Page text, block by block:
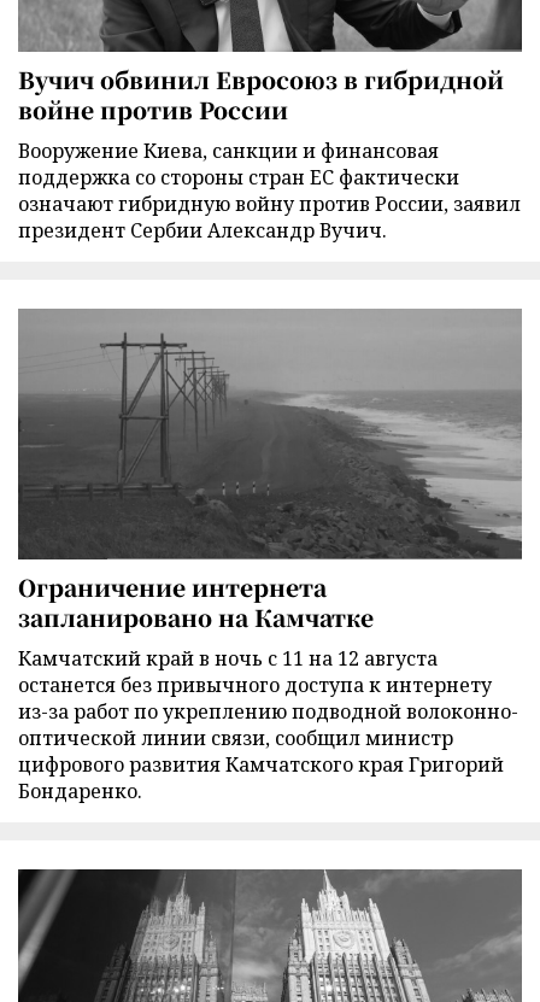
Вучич обвинил Евросоюз в гибридной
войне против России
Вооружение Киева, санкции и финансовая
поддержка со стороны стран ЕС фактически
означают гибридную войну против России, заявил
президент Сербии Александр Вучич.
Ограничение интернета
запланировано на Камчатке
Камчатский край в ночь с 11 на 12 августа
останется без привычного доступа к интернету
из-за работ по укреплению подводной волоконно-
оптической линии связи, сообщил министр
цифрового развития Камчатского края Григорий
Бондаренко.